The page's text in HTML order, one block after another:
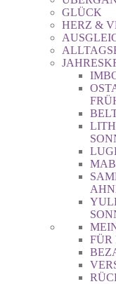
GLÜCK
HERZ &
FÜR